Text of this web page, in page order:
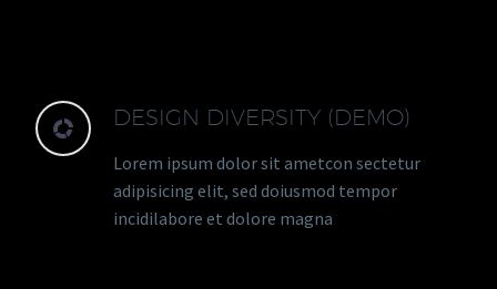

 DESIGN DIVERSITY (DEMO)
Lorem ipsum dolor sit ametcon sectetur
adipisicing elit, sed doiusmod tempor
incidilabore et dolore magna